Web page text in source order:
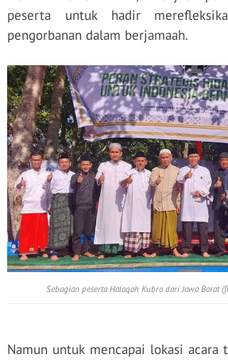
peserta untuk hadir
pengorbanan dalam berjamaah.
Sebagian peserta Halaqoh Kubro dari Jawa Barat
Namun untuk mencapai lokasi acara